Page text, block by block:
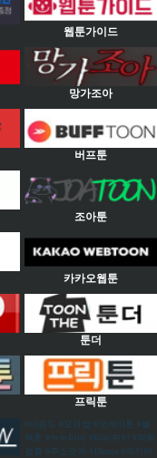
웹툰가이드
망가조아
버프툰
조아툰
카카오웹툰
툰더
프릭툰
#다음드 #모아썹 #오케이툰 #블
랙툰 #누누티비 #티비위키 #먹튀
검증 #주소모아 #18moa #여기여